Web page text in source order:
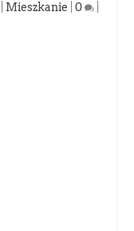
Mieszkanie 0 |